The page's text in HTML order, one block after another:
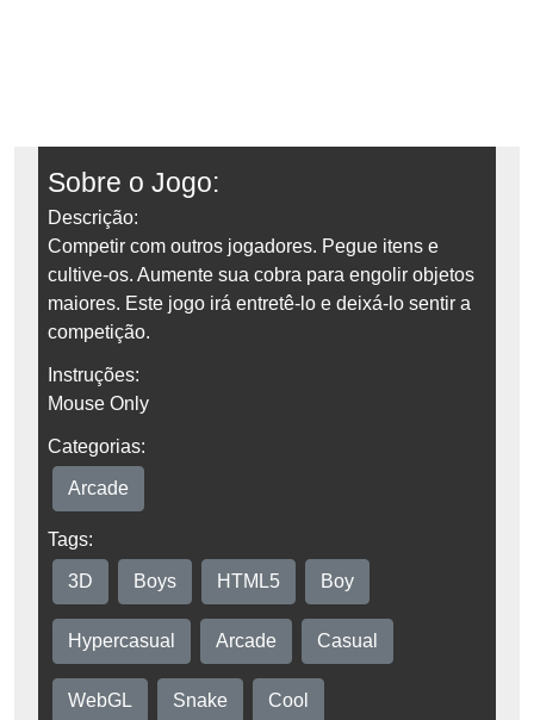
Sobre o Jogo:
Descrição:
Competir com outros jogadores. Pegue itens e
cultive-os. Aumente sua cobra para engolir objetos
maiores. Este jogo irá entretê-lo e deixá-lo sentir a
competição.
Instruções:
Mouse Only
Categorias:
Arcade
Tags:
3D Boys HTML5 Boy
Hypercasual Arcade Casual
WebGL Snake Cool